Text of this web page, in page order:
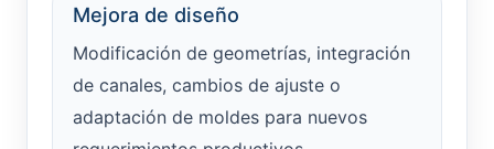
Mejora de diseño
Modificación de geometrías, integración
de canales, cambios de ajuste o
adaptación de moldes para nuevos